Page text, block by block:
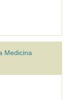
Medicina